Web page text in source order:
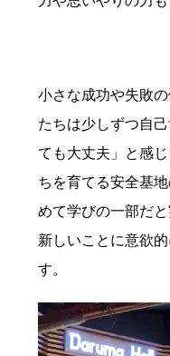
小さな成功や失敗
たちは少しずつ自
ても大丈夫」と感
ちを育てる安全基
めて学びの一部だ
新しいことに意欲
す。